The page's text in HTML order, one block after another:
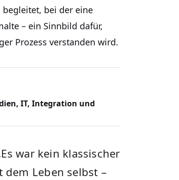
bei der eine
– ein Sinnbild dafür,
Prozess verstanden wird.
IT, Integration und
war kein klassischer
Leben selbst –